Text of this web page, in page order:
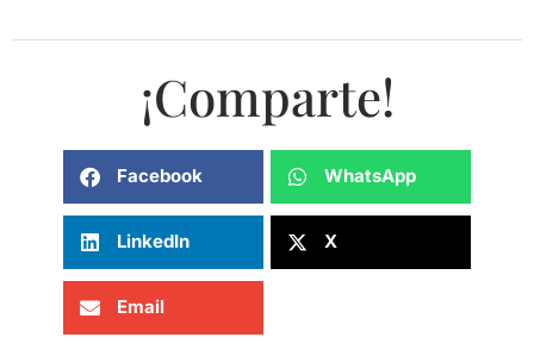
¡Comparte!
Facebook WhatsApp
LinkedIn X
Email